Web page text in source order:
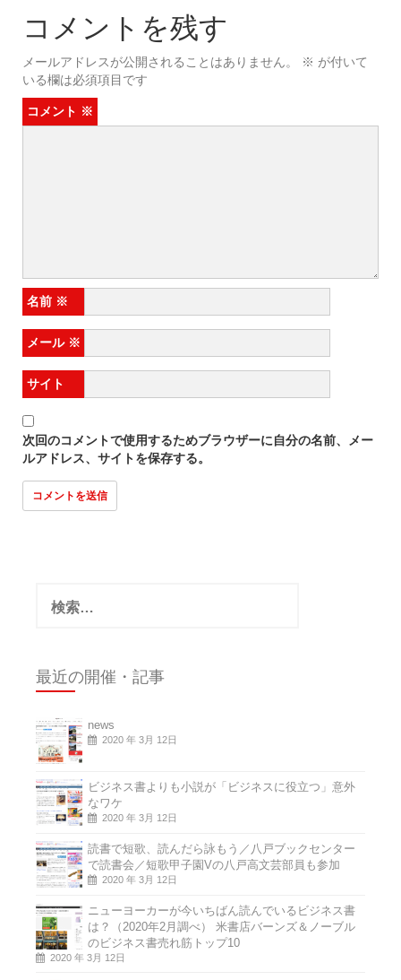
コメントを残す
メールアドレスが公開されることはありません。 ※ が付いて
いる欄は必須項目です
コメント ※
名前 ※
メール ※
サイト
次回のコメントで使用するためブラウザーに自分の名前、メー
ルアドレス、サイトを保存する。
索:
最近の開催・記事
news
2020 年 3月 12日
ビジネス書よりも小説が「ビジネスに役立つ」意外
なワケ
2020 年 3月 12日
読書で短歌、読んだら詠もう／八戸ブックセンター
で読書会／短歌甲子園Vの八戸高文芸部員も参加
2020 年 3月 12日
ニューヨーカーが今いちばん読んでいるビジネス書
は？（2020年2月調べ） 米書店バーンズ＆ノーブル
のビジネス書売れ筋トップ10
2020 年 3月 12日